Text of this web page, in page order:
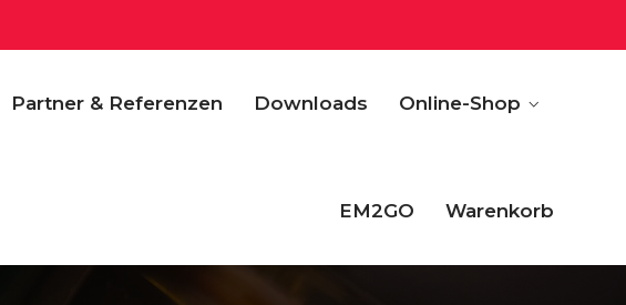
Partner & Referenzen Downloads Online-Shop
EM2GO Warenkorb